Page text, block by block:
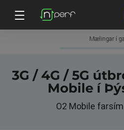
Mælingar í
3G / 4G / 5G
Mobile í
O2 Mobile